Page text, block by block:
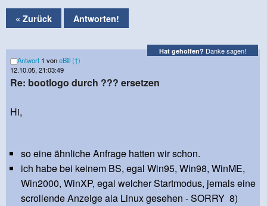
« Zurück Antworten!
Hat geholfen? Danke sagen!
Antwort 1 voneBill (†)
12.10.05, 21:03:49
Re: bootlogo durch ??? ersetzen
Hi,
so eine ähnliche Anfrage hatten wir schon.
ich habe bei keinem BS, egal Win95, Win98, WinME,
Win2000, WinXP, egal welcher Startmodus, jemals eine
scrollende Anzeige ala Linux gesehen - SORRY 8)